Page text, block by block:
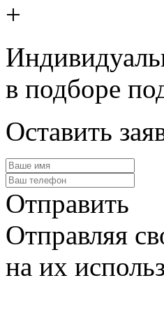
+
в подборе
Оставить
Отправить
Отправляя
на их